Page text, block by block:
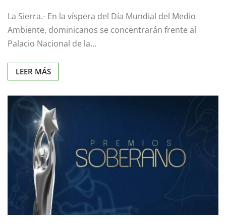
La Sierra.- En la víspera del Día Mundial del Medio
Ambiente, dominicanos se concentrarán frente al
Palacio Nacional de la…
LEER MÁS